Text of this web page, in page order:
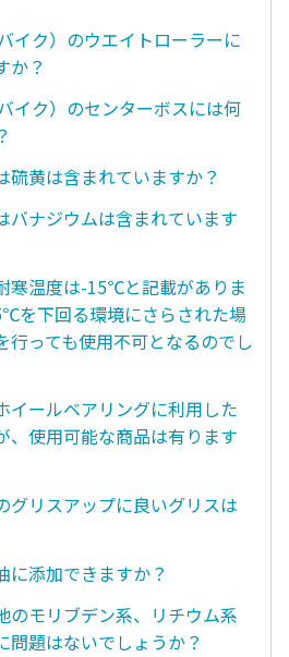
イク）のウエイトローラーに
か？
イク）のセンターボスには何
硫黄は含まれていますか？
バナジウムは含まれています
寒温度は-15℃と記載がありま
を下回る環境にさらされた場
行っても使用不可となるのでし
イールベアリングに利用した
、使用可能な商品は有ります
グリスアップに良いグリスは
に添加できますか？
のモリブデン系、リチウム系
問題はないでしょうか？